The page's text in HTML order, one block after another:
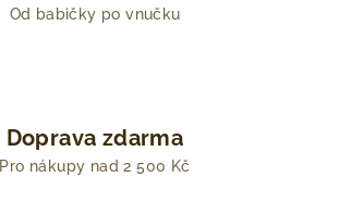
Od babičky po vnučku
Doprava zdarma
Pro nákupy nad 2 500 Kč